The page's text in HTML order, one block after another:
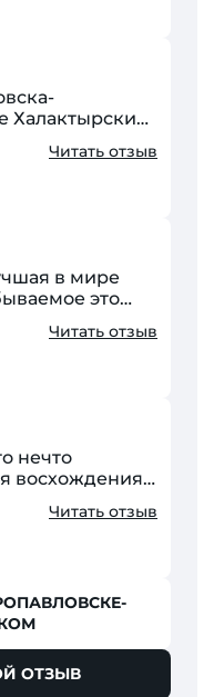
Халактырский
фото
Читать отзыв
в мире
это
вулкана.
Читать отзыв
нечто
восхождения
все
Самое
это...
Читать отзыв
ОТЗЫВ